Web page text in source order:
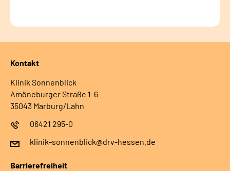
Kontakt
Klinik Sonnenblick
Amöneburger Straße 1-6
35043 Marburg/Lahn
06421 295-0
klinik-sonnenblick@drv-hessen.de
Barrierefreiheit